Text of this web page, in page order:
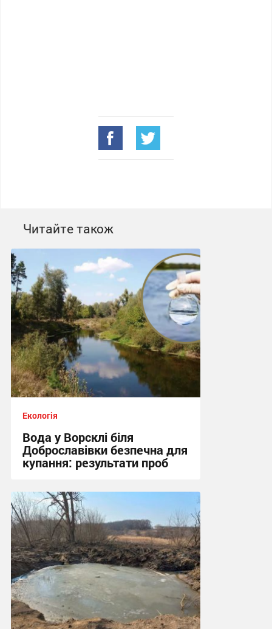
Читайте також
Екологія
Вода у Ворсклі біля
Доброславівки безпечна для
купання: результати проб
11:25, 27.07.2026